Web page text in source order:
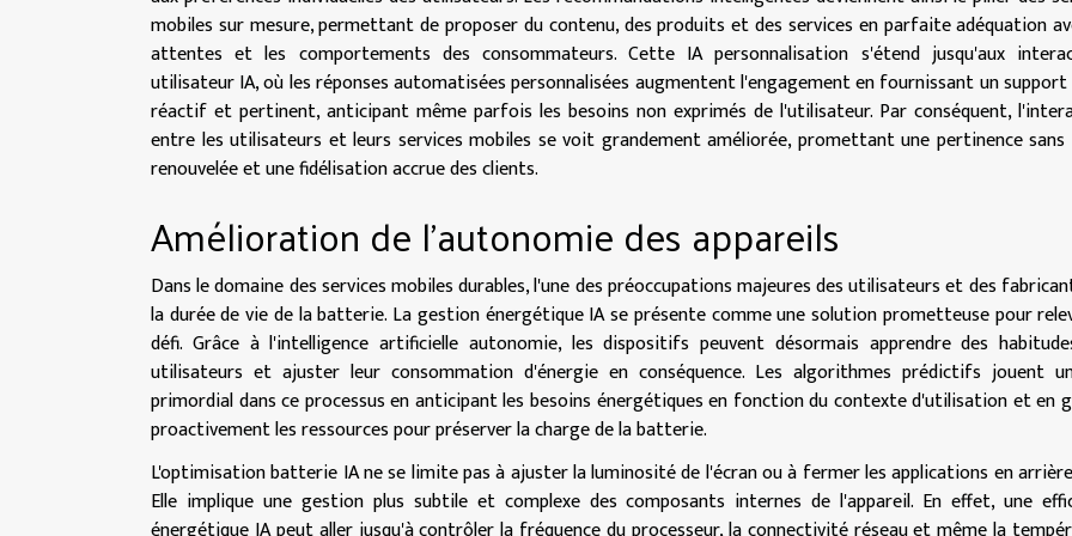
mobiles sur mesure, permettant de proposer du contenu, des produits et des services en parfaite adéquation
attentes et les comportements des consommateurs. Cette IA personnalisation s'étend jusqu'aux
utilisateur IA, où les réponses automatisées personnalisées augmentent l'engagement en fournissant un
réactif et pertinent, anticipant même parfois les besoins non exprimés de l'utilisateur. Par conséquent,
entre les utilisateurs et leurs services mobiles se voit grandement améliorée, promettant une pertinence sans
renouvelée et une fidélisation accrue des clients.
Amélioration de l'autonomie des appareils
Dans le domaine des services mobiles durables, l'une des préoccupations majeures des utilisateurs et des
la durée de vie de la batterie. La gestion énergétique IA se présente comme une solution prometteuse pour
défi. Grâce à l'intelligence artificielle autonomie, les dispositifs peuvent désormais apprendre des
utilisateurs et ajuster leur consommation d'énergie en conséquence. Les algorithmes prédictifs jouent
primordial dans ce processus en anticipant les besoins énergétiques en fonction du contexte d'utilisation et en
proactivement les ressources pour préserver la charge de la batterie.
L'optimisation batterie IA ne se limite pas à ajuster la luminosité de l'écran ou à fermer les applications en
Elle implique une gestion plus subtile et complexe des composants internes de l'appareil. En effet, une